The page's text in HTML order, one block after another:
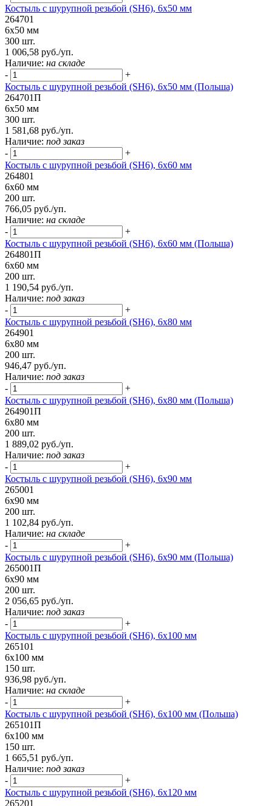
Костыль с шурупной резьбой (SH6), 6х50 мм
264701
6х50 мм
300 шт.
1 006,58 руб./уп.
Наличие: на складе
-
+
Костыль с шурупной резьбой (SH6), 6х50 мм (Польша)
264701П
6х50 мм
300 шт.
1 581,68 руб./уп.
Наличие: под заказ
-
+
Костыль с шурупной резьбой (SH6), 6х60 мм
264801
6х60 мм
200 шт.
766,05 руб./уп.
Наличие: на складе
-
+
Костыль с шурупной резьбой (SH6), 6х60 мм (Польша)
264801П
6х60 мм
200 шт.
1 190,54 руб./уп.
Наличие: под заказ
-
+
Костыль с шурупной резьбой (SH6), 6х80 мм
264901
6х80 мм
200 шт.
946,47 руб./уп.
Наличие: под заказ
-
+
Костыль с шурупной резьбой (SH6), 6х80 мм (Польша)
264901П
6х80 мм
200 шт.
1 889,02 руб./уп.
Наличие: под заказ
-
+
Костыль с шурупной резьбой (SH6), 6х90 мм
265001
6х90 мм
200 шт.
1 102,84 руб./уп.
Наличие: на складе
-
+
Костыль с шурупной резьбой (SH6), 6х90 мм (Польша)
265001П
6х90 мм
200 шт.
2 056,65 руб./уп.
Наличие: под заказ
-
+
Костыль с шурупной резьбой (SH6), 6х100 мм
265101
6х100 мм
150 шт.
936,98 руб./уп.
Наличие: на складе
-
+
Костыль с шурупной резьбой (SH6), 6х100 мм (Польша)
265101П
6х100 мм
150 шт.
1 665,51 руб./уп.
Наличие: под заказ
-
+
Костыль с шурупной резьбой (SH6), 6х120 мм
265201